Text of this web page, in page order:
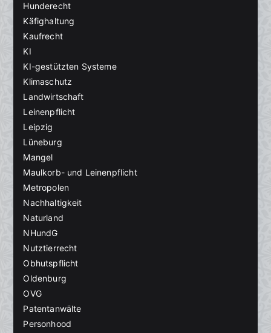
Hunderecht
Käfighaltung
Kaufrecht
KI
KI-gestützten Systeme
Klimaschutz
Landwirtschaft
Leinenpflicht
Leipzig
Lüneburg
Mangel
Maulkorb- und Leinenpflicht
Metropolen
Nachhaltigkeit
Naturland
NHundG
Nutztierrecht
Obhutspflicht
Oldenburg
OVG
Patentanwälte
Personhood